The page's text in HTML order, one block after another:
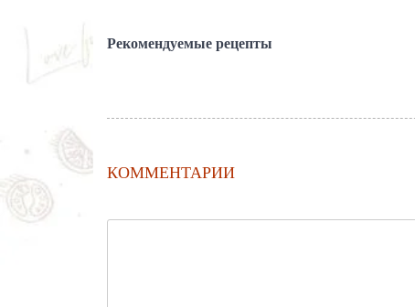
Рекомендуемые рецепты
КОММЕНТАРИИ